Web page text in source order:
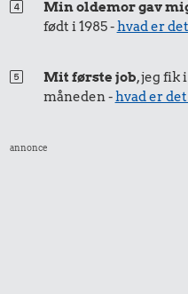
Min oldemor gav
født i 1985 -hvad er
Mit første job, jeg fik
måneden -hvad er
annonce